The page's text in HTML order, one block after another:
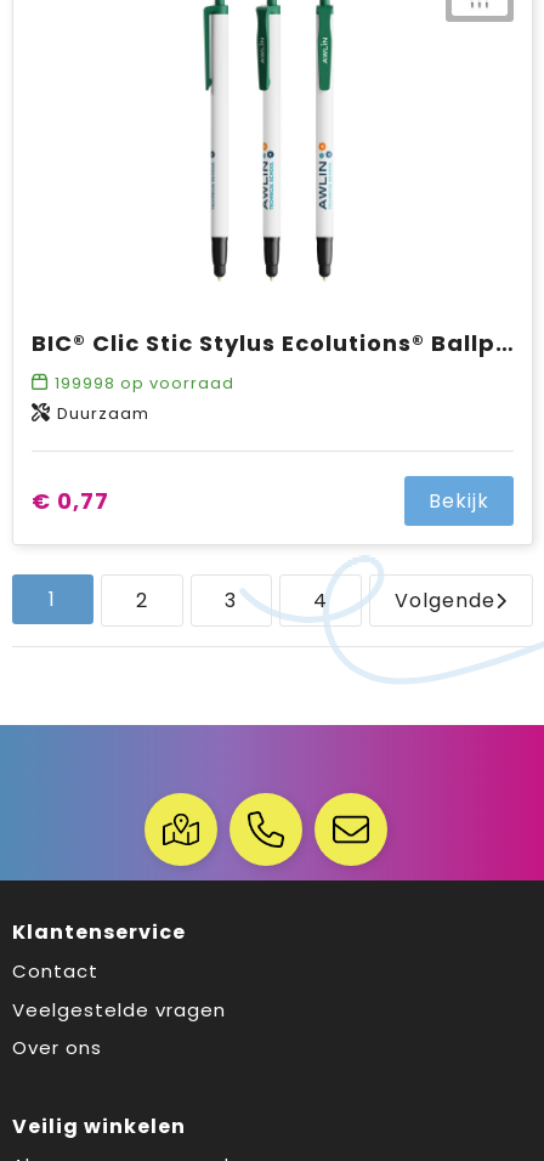
BIC® Clic Stic Stylus Ecolutions® Ballpen
199998 op voorraad
Duurzaam
€ 0,77 Bekijk
1 2 3 4 Volgende
Klantenservice
Contact
Veelgestelde vragen
Over ons
Veilig winkelen